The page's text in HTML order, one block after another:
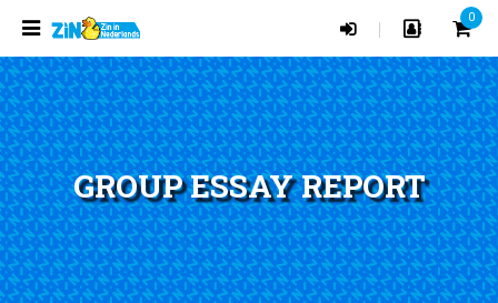
GROUP ESSAY REPORT
|
0